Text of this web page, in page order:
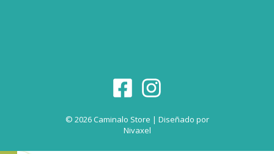
© 2026 Caminalo Store | Diseñado por
Nivaxel